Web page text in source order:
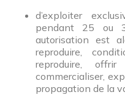
d’exploiter
pendant 25 ou
autorisation est
reproduire,
reproduire,
commercialiser,
propagation de la